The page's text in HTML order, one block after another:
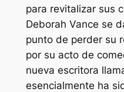
para revitalizar sus
Deborah Vance se
punto de perder su
por su acto de
nueva escritora
esencialmente ha